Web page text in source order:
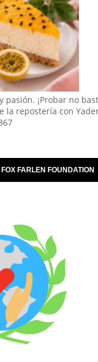
pasión. ¡Probar no
la repostería con
FOX FARLEN FOUNDATION